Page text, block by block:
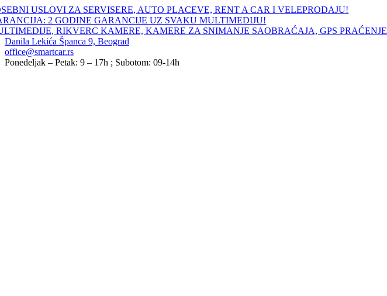
Skip
to
content
USLOVI ZA SERVISERE, AUTO PLACEVE, RENT A CAR I VELEPRODAJU!
2 GODINE GARANCIJE UZ SVAKU MULTIMEDIJU!
RIKVERC KAMERE, KAMERE ZA SNIMANJE SAOBRAĆAJA, GPS PRAĆENJE
Danila Lekića Španca 9, Beograd
office@smartcar.rs
Ponedeljak – Petak: 9 – 17h ; Subotom: 09-14h